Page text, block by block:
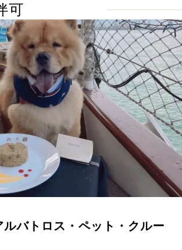
可
ルバトロス・ペット・クルー